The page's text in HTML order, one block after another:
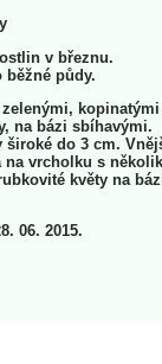
v březnu.
půdy.
kopinatými
na bázi sbíhavými.
široké do 3 cm.
na vrcholku s
květy na
06. 2015.